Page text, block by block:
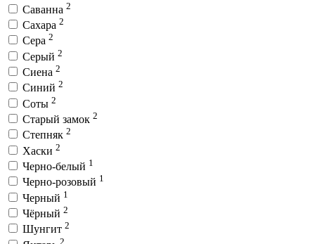
Саванна 2
Сахара 2
Сера 2
Серый 2
Сиена 2
Синий 2
Соты 2
Старый замок 2
Степняк 2
Хаски 2
Черно-белый 1
Черно-розовый 1
Черный 1
Чёрный 2
Шунгит 2
2